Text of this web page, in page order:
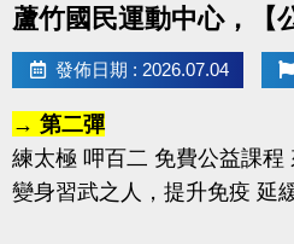
蘆竹國民運動中心，【
發佈日期 : 2026.07.04
→ 第二彈
練太極 呷百二 免費公益課程
變身習武之人，提升免疫 延